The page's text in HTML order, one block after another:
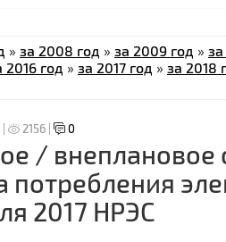
» за 2008 год » за 2009 год »
2016 год » за 2017 год » за 2018
2156 | 0
/ внеплановое
2017 НРЭС